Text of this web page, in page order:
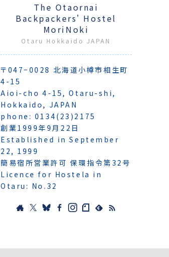
The Otaornai
Backpackers' Hostel
MoriNoki
Otaru Hokkaido JAPAN
〒047−0028 北海道小樽市相生町
4-15
Aioi-cho 4-15, Otaru-shi,
Hokkaido, JAPAN
phone: 0134(23)2175
創業1999年9月22日
Established in September
22, 1999
簡易宿所営業許可 保環指令第32号
Licence for Hostela in
Otaru: No.32